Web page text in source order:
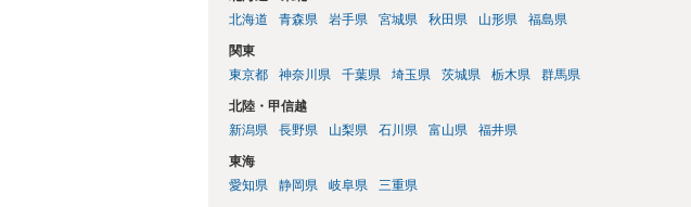
北海道
青森県 岩手県 宮城県 秋田県 山形県 福島県
関東
東京都
神奈川県 千葉県 埼玉県 茨城県 栃木県 群馬県
北陸・甲信越
新潟県
長野県 山梨県 石川県 富山県 福井県
東海
愛知県
静岡県 岐阜県 三重県